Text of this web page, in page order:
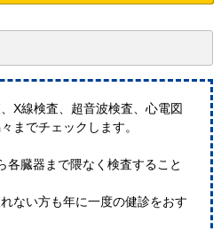
X線検査、超音波検査、心電図
までチェックします。
臓器まで隈なく検査すること
ない方も年に一度の健診をおす